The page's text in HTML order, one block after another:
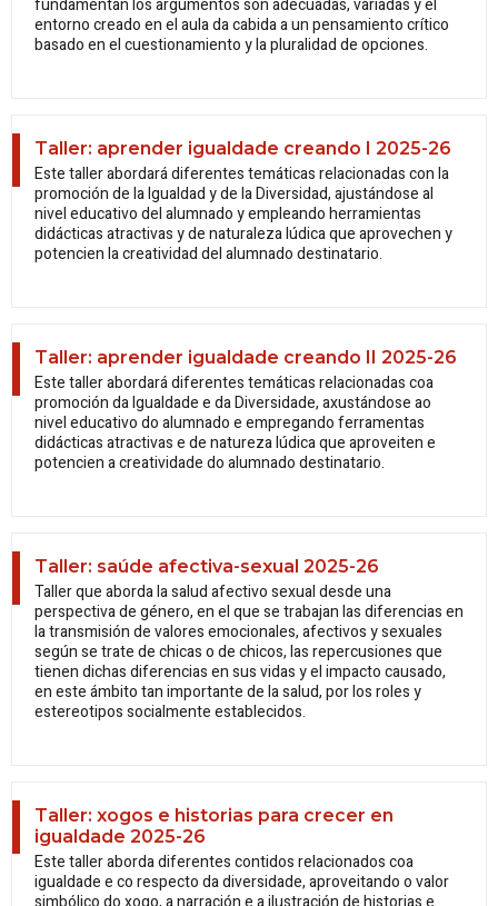
fundamentan los argumentos son adecuadas, variadas y el
entorno creado en el aula da cabida a un pensamiento crítico
basado en el cuestionamiento y la pluralidad de opciones.
Taller: aprender igualdade creando I 2025-26
Este taller abordará diferentes temáticas relacionadas con la
promoción de la Igualdad y de la Diversidad, ajustándose al
nivel educativo del alumnado y empleando herramientas
didácticas atractivas y de naturaleza lúdica que aprovechen y
potencien la creatividad del alumnado destinatario.
Taller: aprender igualdade creando II 2025-26
Este taller abordará diferentes temáticas relacionadas coa
promoción da Igualdade e da Diversidade, axustándose ao
nivel educativo do alumnado e empregando ferramentas
didácticas atractivas e de natureza lúdica que aproveiten e
potencien a creatividade do alumnado destinatario.
Taller: saúde afectiva-sexual 2025-26
Taller que aborda la salud afectivo sexual desde una
perspectiva de género, en el que se trabajan las diferencias en
la transmisión de valores emocionales, afectivos y sexuales
según se trate de chicas o de chicos, las repercusiones que
tienen dichas diferencias en sus vidas y el impacto causado,
en este ámbito tan importante de la salud, por los roles y
estereotipos socialmente establecidos.
Taller: xogos e historias para crecer en
igualdade 2025-26
Este taller aborda diferentes contidos relacionados coa
igualdade e co respecto da diversidade, aproveitando o valor